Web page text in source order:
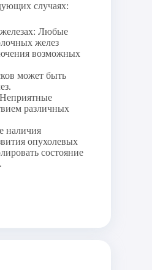
случаях:
Любые
желез
возможных
может быть
различных
наличия
опухолевых
состояние